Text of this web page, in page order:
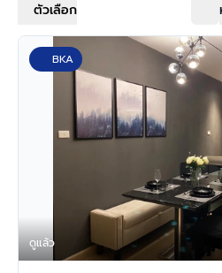
ตัวเลือก
BKA
ดูแล้ว